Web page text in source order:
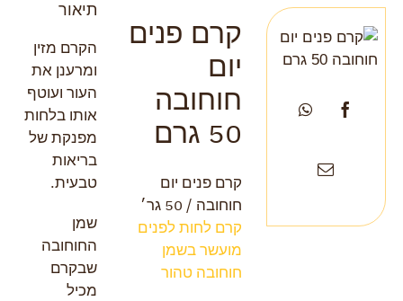
קרם פנים
יום
חוחובה
50 גרם
קרם פנים יום
חוחובה / 50 גר׳
קרם לחות לפנים
מועשר בשמן
חוחובה טהור
תיאור
הקרם מזין
ומרענן את
העור ועוטף
אותו בלחות
מפנקת של
בריאות
טבעית.
שמן
החוחובה
שבקרם
מכיל